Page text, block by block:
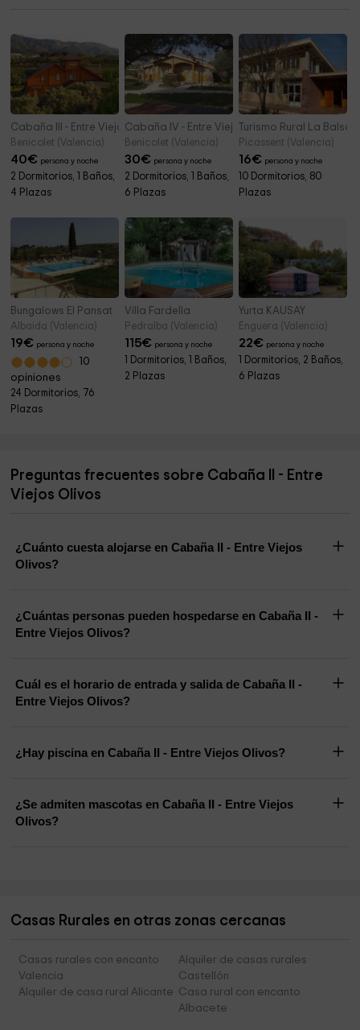
Cabaña III - Entre Viejos Olivos
Benicolet (Valencia)
40€ persona y noche
2 Dormitorios, 1 Baños,
4 Plazas
Cabaña IV - Entre Viejos Olivos
Benicolet (Valencia)
30€ persona y noche
2 Dormitorios, 1 Baños,
6 Plazas
Turismo Rural La Balsa
Picassent (Valencia)
16€ persona y noche
10 Dormitorios, 80
Plazas
Bungalows El Pansat
Albaida (Valencia)
19€ persona y noche
10
opiniones
24 Dormitorios, 76
Plazas
Villa Fardella
Pedralba (Valencia)
115€ persona y noche
1 Dormitorios, 1 Baños,
2 Plazas
Yurta KAUSAY
Enguera (Valencia)
22€ persona y noche
1 Dormitorios, 2 Baños,
6 Plazas
Preguntas frecuentes sobre Cabaña II - Entre
Viejos Olivos
¿Cuánto cuesta alojarse en Cabaña II - Entre Viejos
Olivos?
¿Cuántas personas pueden hospedarse en Cabaña II -
Entre Viejos Olivos?
Cuál es el horario de entrada y salida de Cabaña II -
Entre Viejos Olivos?
¿Hay piscina en Cabaña II - Entre Viejos Olivos?
¿Se admiten mascotas en Cabaña II - Entre Viejos
Olivos?
Casas Rurales en otras zonas cercanas
Casas rurales con encanto
Valencia
Alquiler de casas rurales
Castellón
Alquiler de casa rural Alicante Casa rural con encanto
Albacete